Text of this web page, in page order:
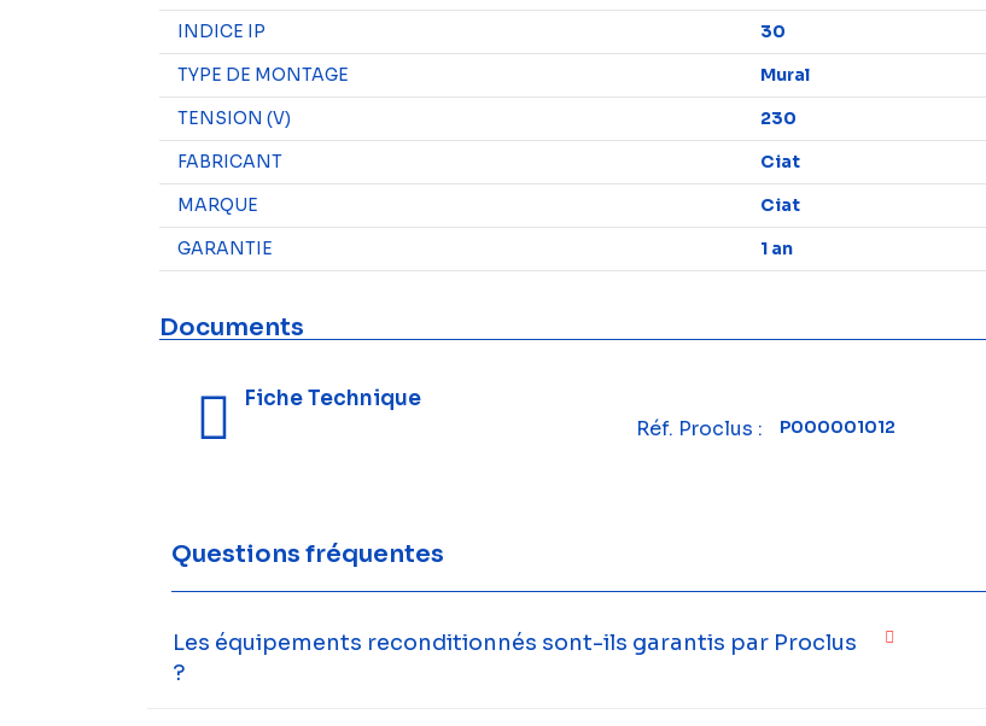
INDICE IP
30
TYPE DE MONTAGE
Mural
TENSION (V)
230
FABRICANT
Ciat
MARQUE
Ciat
GARANTIE
1 an
Documents
Fiche Technique
Réf. Proclus :
P000001012
Questions fréquentes
Les équipements reconditionnés sont-ils garantis par Proclus
?